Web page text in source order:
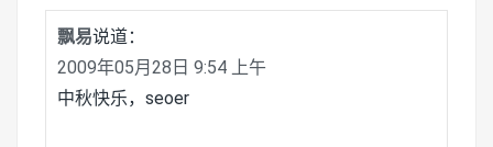
飘易说道：
2009年05月28日 9:54 上午
中秋快乐，seoer